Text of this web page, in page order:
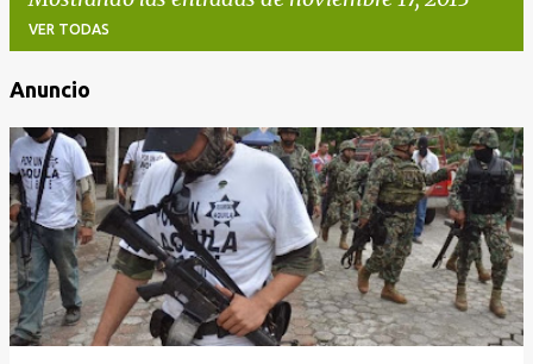
VER TODAS
n
t
r
a
d
a
s
Anuncio